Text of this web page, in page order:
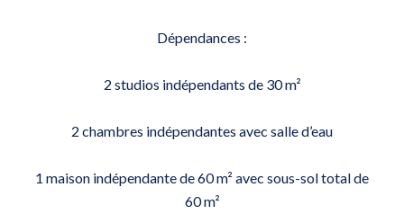
Dépendances :
2 studios indépendants de 30 m²
2 chambres indépendantes avec salle d’eau
1 maison indépendante de 60 m² avec sous-sol total de
60 m²